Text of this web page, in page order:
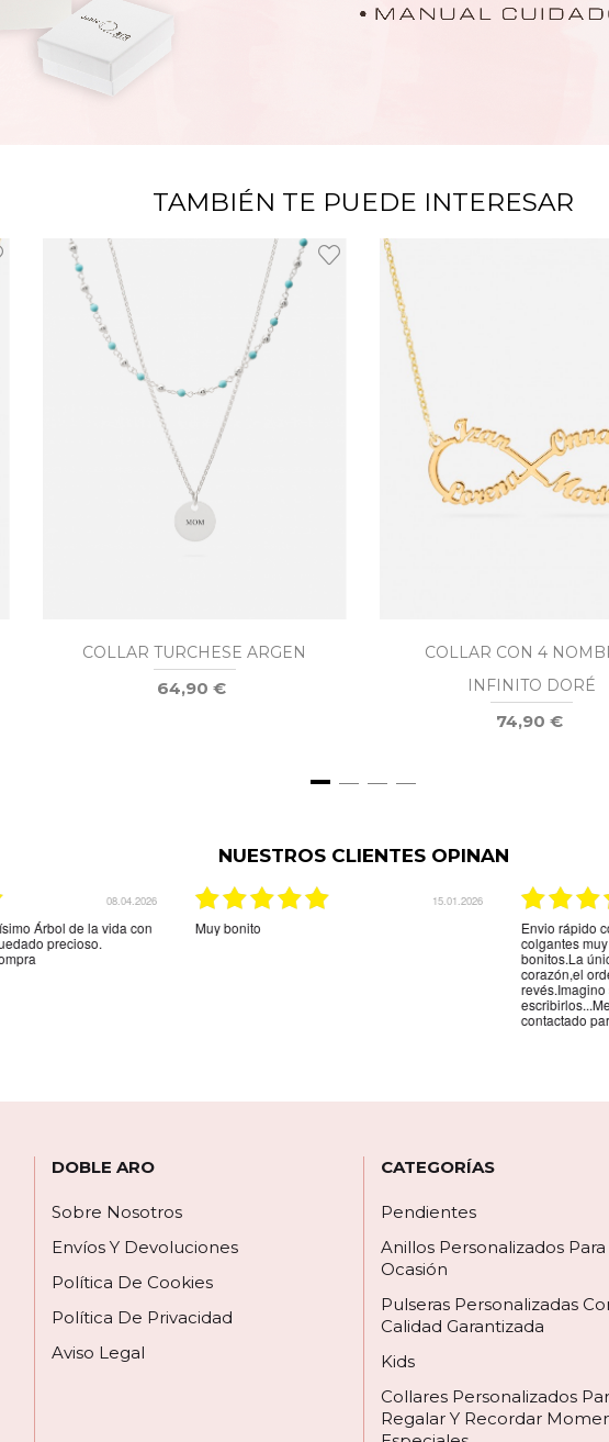
TAMBIÉN TE PUEDE INTERESAR
COLLAR TURCHESE ARGEN
64,90 €
COLLAR CON 4
INFINITO DORÉ
74,90 €
NUESTROS CLIENTES OPINAN
03.12.2025
Envio rápido como indicaba la web.Son unos
colgantes muy finitos,me espera más grosor pero
bonitos.La única pega es que el colgante de
La mejor tienda online que hay para comprar
una joya personalizada muy rápido y muy
DOBLE ARO
Sobre Nosotros
Envíos Y Devoluciones
Política De Cookies
Política De Privacidad
Aviso Legal
CATEGORÍAS
Pendientes
Anillos Personalizados
Ocasión
Pulseras Personalizadas
Calidad Garantizada
Kids
Collares Personalizados
Regalar Y Recordar